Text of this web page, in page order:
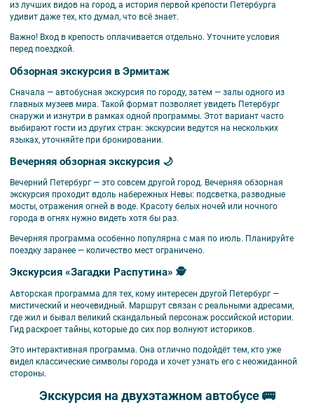
из лучших видов на город, а история первой крепости Петербурга
удивит даже тех, кто думал, что всё знает.
Важно! Вход в крепость оплачивается отдельно. Уточните условия
перед поездкой.
Обзорная экскурсия в Эрмитаж
Сначала — автобусная экскурсия по городу, затем — залы одного из
главных музеев мира. Такой формат позволяет увидеть Петербург
снаружи и изнутри в рамках одной программы. Этот вариант часто
выбирают гости из других стран: экскурсии ведутся на нескольких
языках, уточняйте при бронировании.
Вечерняя обзорная экскурсия 🌙
Вечерний Петербург — это совсем другой город. Вечерняя обзорная
экскурсия проходит вдоль набережных Невы: подсветка, разводные
мосты, отражения огней в воде. Красоту белых ночей или ночного
города в огнях нужно видеть хотя бы раз.
Вечерняя программа особенно популярна с мая по июль. Планируйте
поездку заранее — количество мест ограничено.
Экскурсия «Загадки Распутина» 🕵️
Авторская программа для тех, кому интересен другой Петербург —
мистический и неочевидный. Маршрут связан с реальными адресами,
где жил и бывал великий скандальный персонаж российской истории.
Гид раскроет тайны, которые до сих пор волнуют историков.
Это интерактивная программа. Она отлично подойдёт тем, кто уже
видел классические символы города и хочет узнать его с неожиданной
стороны.
Экскурсия на двухэтажном автобусе 🚌